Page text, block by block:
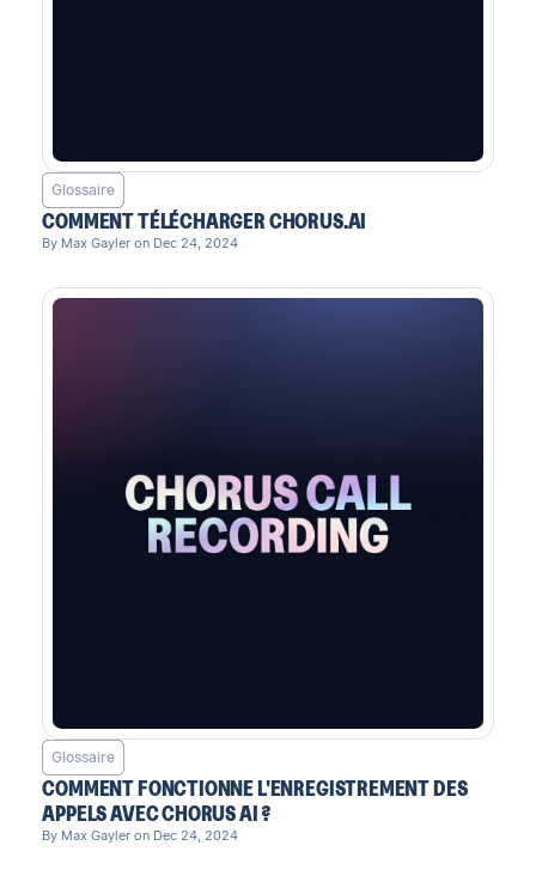
Glossaire
COMMENT TÉLÉCHARGER CHORUS.AI
By Max Gayler on Dec 24, 2024
Glossaire
COMMENT FONCTIONNE L'ENREGISTREMENT DES
APPELS AVEC CHORUS AI ?
By Max Gayler on Dec 24, 2024